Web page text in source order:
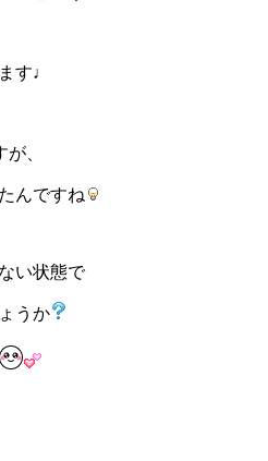
す♩
、
んですね
い状態で
うか